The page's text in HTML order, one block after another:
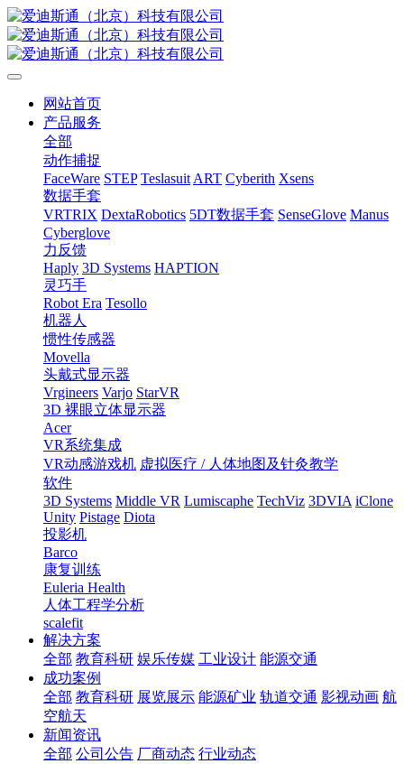
网站首页
产品服务
全部
动作捕捉
FaceWare STEP Teslasuit ART Cyberith Xsens
数据手套
VRTRIX DextaRobotics 5DT数据手套 SenseGlove Manus
Cyberglove
力反馈
Haply 3D Systems HAPTION
灵巧手
Robot Era Tesollo
机器人
惯性传感器
Movella
头戴式显示器
Vrgineers Varjo StarVR
3D 裸眼立体显示器
Acer
VR系统集成
VR动感游戏机 虚拟医疗 / 人体地图及针灸教学
软件
3D Systems Middle VR Lumiscaphe TechViz 3DVIA iClone
Unity Pistage Diota
投影机
Barco
康复训练
Euleria Health
人体工程学分析
scalefit
解决方案
全部 教育科研 娱乐传媒 工业设计 能源交通
成功案例
全部 教育科研 展览展示 能源矿业 轨道交通 影视动画 航
空航天
新闻资讯
全部 公司公告 厂商动态 行业动态